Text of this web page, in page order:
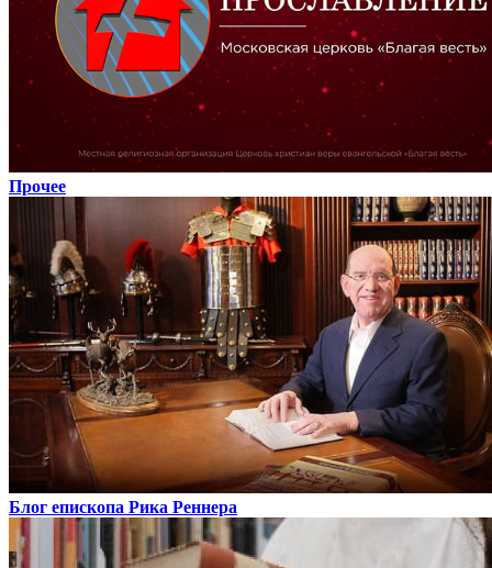
Прочее
Блог епископа Рика Реннера